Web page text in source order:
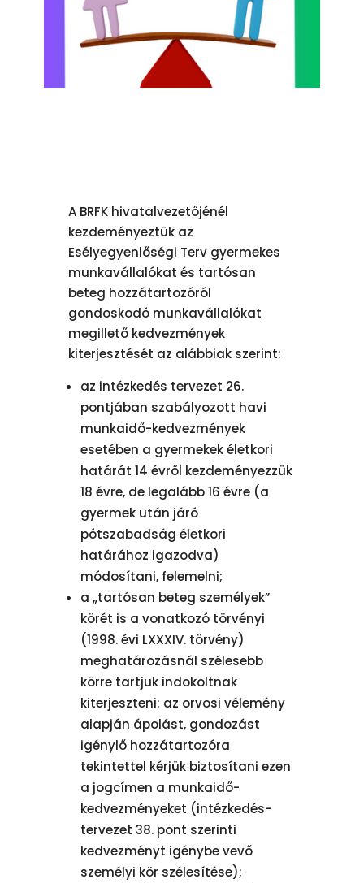
A BRFK hivatalvezetőjénél
kezdeményeztük az
Esélyegyenlőségi Terv gyermekes
munkavállalókat és tartósan
beteg hozzátartozóról
gondoskodó munkavállalókat
megillető kedvezmények
kiterjesztését az alábbiak szerint:
az intézkedés tervezet 26.
pontjában szabályozott havi
munkaidő-kedvezmények
esetében a gyermekek életkori
határát 14 évről kezdeményezzük
18 évre, de legalább 16 évre (a
gyermek után járó
pótszabadság életkori
határához igazodva)
módosítani, felemelni;
a „tartósan beteg személyek”
körét is a vonatkozó törvényi
(1998. évi LXXXIV. törvény)
meghatározásnál szélesebb
körre tartjuk indokoltnak
kiterjeszteni: az orvosi vélemény
alapján ápolást, gondozást
igénylő hozzátartozóra
tekintettel kérjük biztosítani ezen
a jogcímen a munkaidő-
kedvezményeket (intézkedés-
tervezet 38. pont szerinti
kedvezményt igénybe vevő
személyi kör szélesítése);